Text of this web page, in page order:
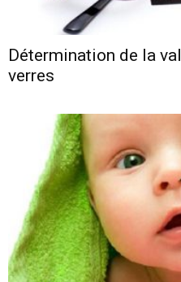
Détermination de la
verres